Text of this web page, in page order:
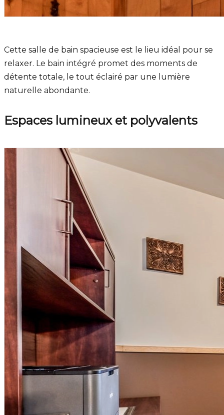
Cette salle de bain spacieuse est le lieu idéal pour se
relaxer. Le bain intégré promet des moments de
détente totale, le tout éclairé par une lumière
naturelle abondante.
Espaces lumineux et polyvalents